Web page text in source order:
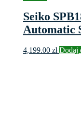
Seiko
Automatic
4,199.00 zł Dodaj